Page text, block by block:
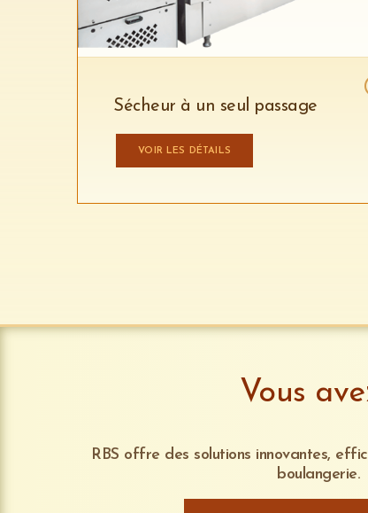
Sécheur à un seul passage
VOIR LES DÉTAILS
Vous
RBS offre des solutions innovantes,
boulangerie.